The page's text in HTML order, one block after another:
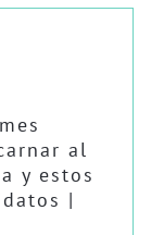
al
y estos
|